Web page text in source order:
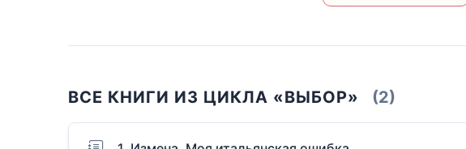
ВСЕ КНИГИ ИЗ ЦИКЛА «ВЫБОР» (2)